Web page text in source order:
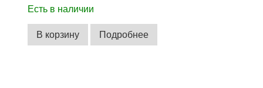
Есть в наличии
В корзину Подробнее